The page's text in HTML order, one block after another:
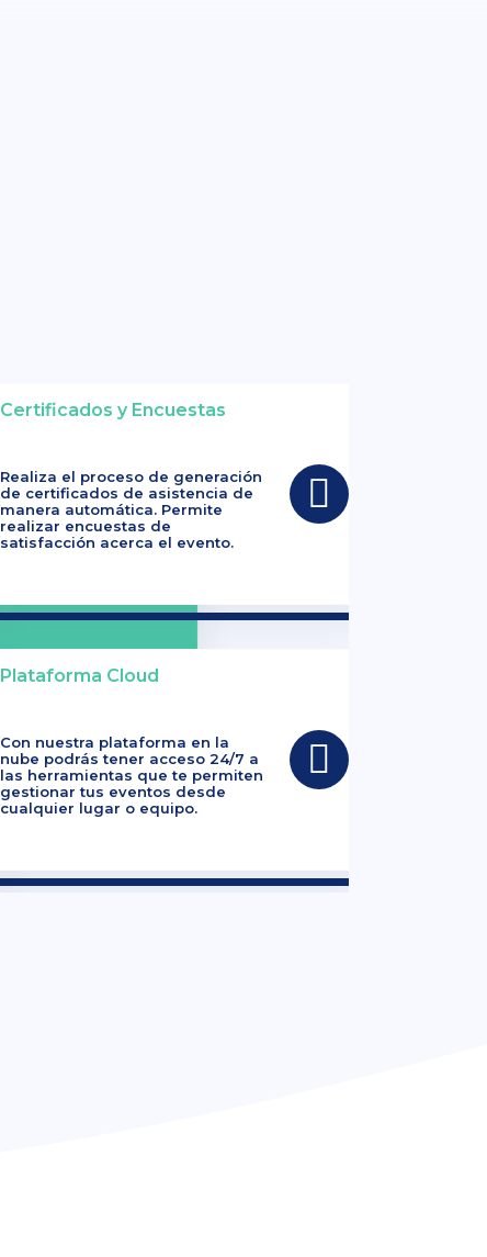
Certificados y Encuestas
Realiza el proceso de generación
de certificados de asistencia de
manera automática. Permite
realizar encuestas de
satisfacción acerca el evento.
Plataforma Cloud
Con nuestra plataforma en la
nube podrás tener acceso 24/7 a
las herramientas que te permiten
gestionar tus eventos desde
cualquier lugar o equipo.